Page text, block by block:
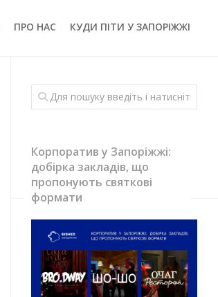
ПРО НАС КУДИ ПІТИ У ЗАПОРІЖЖІ
Корпоратив у Запоріжжі:
добірка закладів, що
пропонують святкові
формати